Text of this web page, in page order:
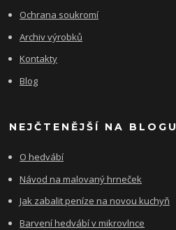
Ochrana soukromí
Archiv výrobků
Kontakty
Blog
NEJČTENĚJŠÍ NA BLOGU
O hedvábí
Návod na malovaný hrneček
Jak zabalit peníze na novou kuchyň
Barvení hedvábí v mikrovlnce